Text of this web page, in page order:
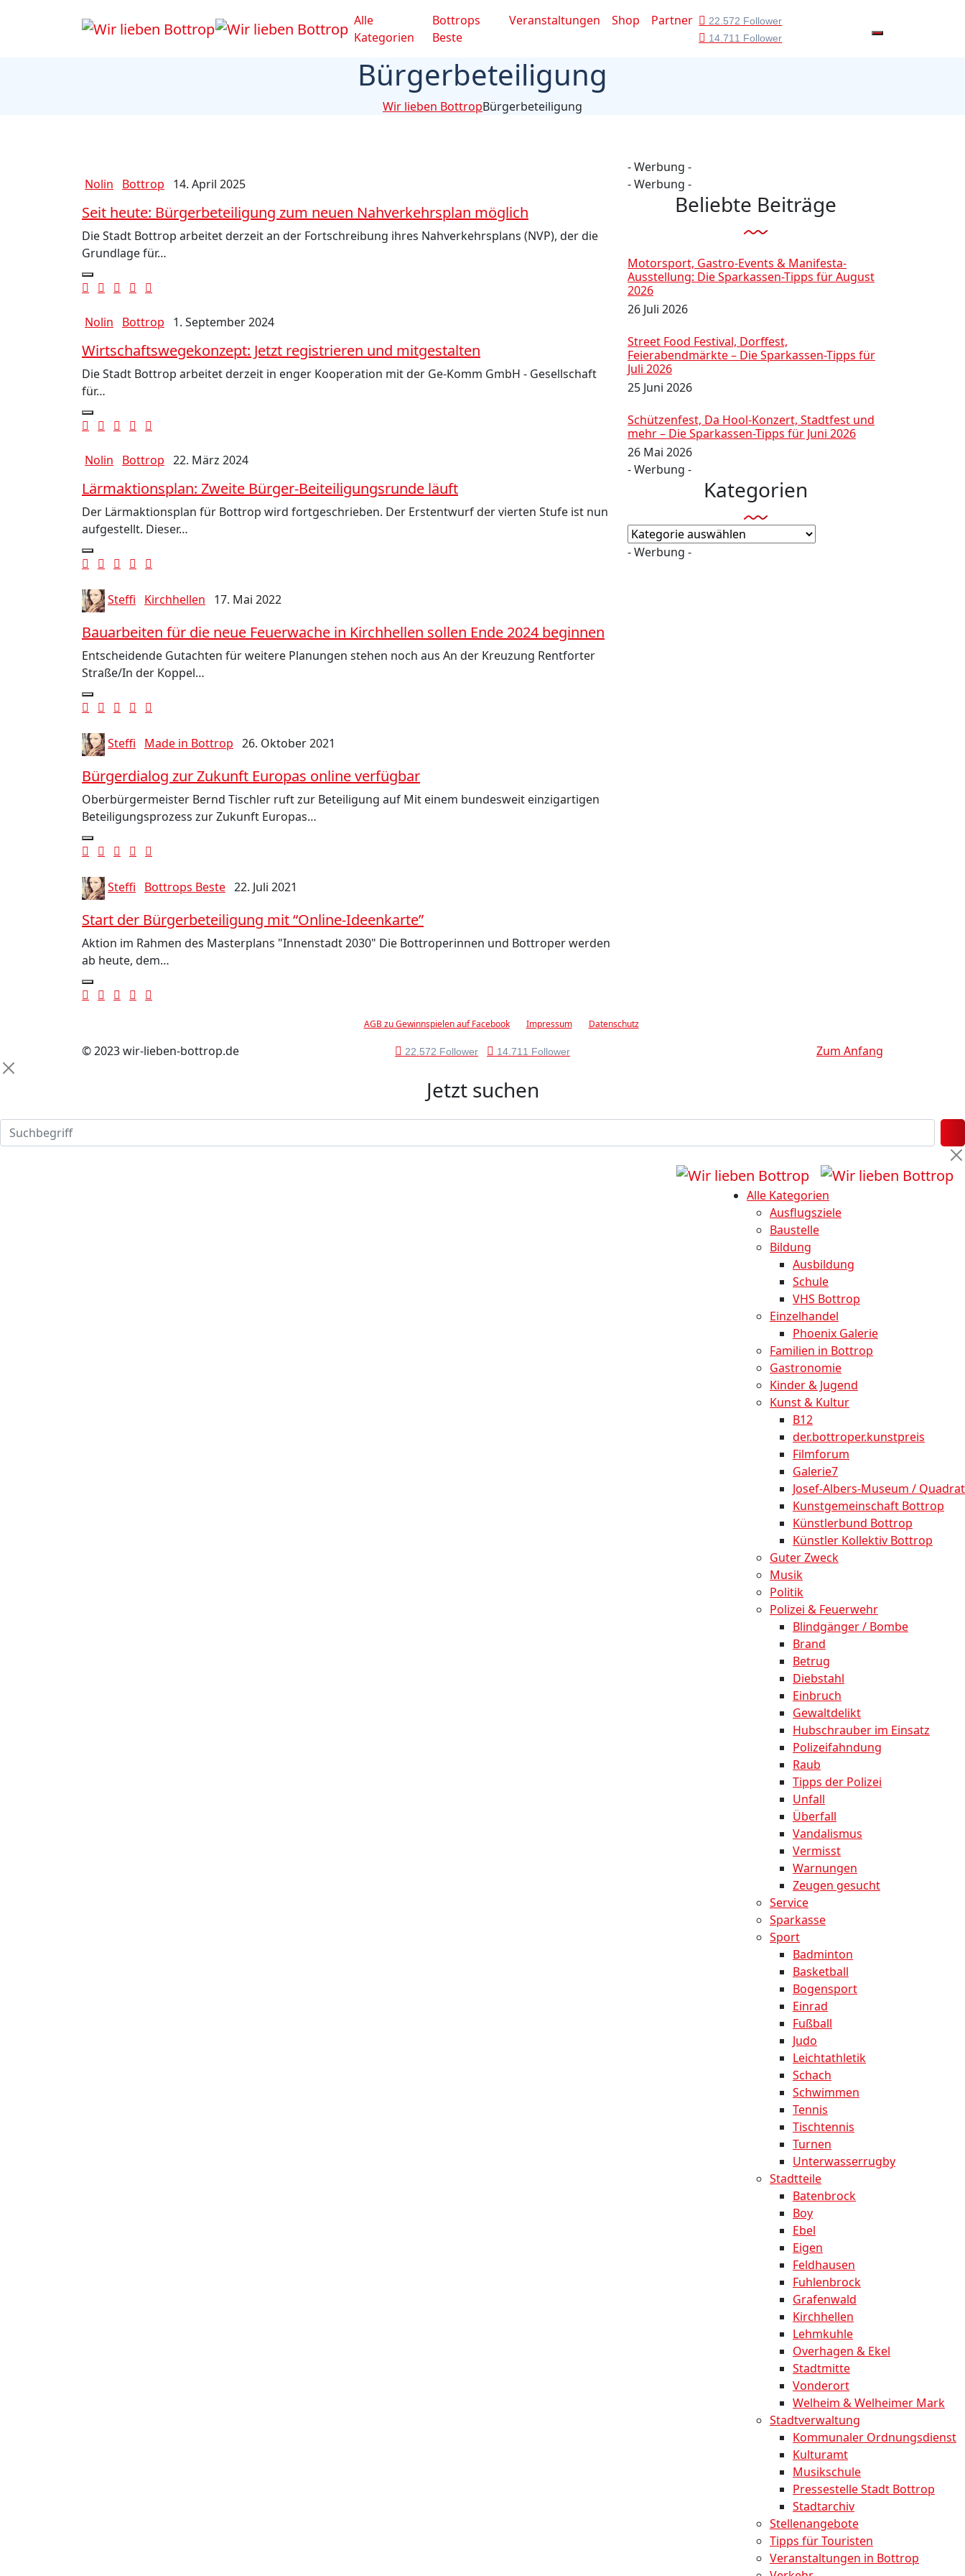
Alle
Kategorien
Bottrops
Beste
Veranstaltungen Shop Partner
22.572 Follower
14.711 Follower
Bürgerbeteiligung
Wir lieben BottropBürgerbeteiligung
Nolin Bottrop 14. April 2025
Seit heute: Bürgerbeteiligung zum neuen Nahverkehrsplan möglich
Die Stadt Bottrop arbeitet derzeit an der Fortschreibung ihres Nahverkehrsplans (NVP), der die
Grundlage für…
Nolin Bottrop 1. September 2024
Wirtschaftswegekonzept: Jetzt registrieren und mitgestalten
Die Stadt Bottrop arbeitet derzeit in enger Kooperation mit der Ge-Komm GmbH - Gesellschaft
für…
Nolin Bottrop 22. März 2024
Lärmaktionsplan: Zweite Bürger-Beiteiligungsrunde läuft
Der Lärmaktionsplan für Bottrop wird fortgeschrieben. Der Erstentwurf der vierten Stufe ist nun
aufgestellt. Dieser…
Steffi Kirchhellen 17. Mai 2022
Bauarbeiten für die neue Feuerwache in Kirchhellen sollen Ende 2024 beginnen
Entscheidende Gutachten für weitere Planungen stehen noch aus An der Kreuzung Rentforter
Straße/In der Koppel…
Steffi Made in Bottrop 26. Oktober 2021
Bürgerdialog zur Zukunft Europas online verfügbar
Oberbürgermeister Bernd Tischler ruft zur Beteiligung auf Mit einem bundesweit einzigartigen
Beteiligungsprozess zur Zukunft Europas…
Steffi Bottrops Beste 22. Juli 2021
Start der Bürgerbeteiligung mit “Online-Ideenkarte”
Aktion im Rahmen des Masterplans "Innenstadt 2030" Die Bottroperinnen und Bottroper werden
ab heute, dem…
- Werbung -
- Werbung -
Beliebte Beiträge
Motorsport, Gastro-Events & Manifesta-
Ausstellung: Die Sparkassen-Tipps für August
2026
26 Juli 2026
Street Food Festival, Dorffest,
Feierabendmärkte – Die Sparkassen-Tipps für
Juli 2026
25 Juni 2026
Schützenfest, Da Hool-Konzert, Stadtfest und
mehr – Die Sparkassen-Tipps für Juni 2026
26 Mai 2026
- Werbung -
Kategorien
Kategorien
- Werbung -
AGB zu Gewinnspielen auf Facebook Impressum Datenschutz
© 2023 wir-lieben-bottrop.de 22.572 Follower 14.711 Follower Zum Anfang
Jetzt suchen
Alle Kategorien
Ausflugsziele
Baustelle
Bildung
Ausbildung
Schule
VHS Bottrop
Einzelhandel
Phoenix Galerie
Familien in Bottrop
Gastronomie
Kinder & Jugend
Kunst & Kultur
B12
der.bottroper.kunstpreis
Filmforum
Galerie7
Josef-Albers-Museum / Quadrat
Kunstgemeinschaft Bottrop
Künstlerbund Bottrop
Künstler Kollektiv Bottrop
Guter Zweck
Musik
Politik
Polizei & Feuerwehr
Blindgänger / Bombe
Brand
Betrug
Diebstahl
Einbruch
Gewaltdelikt
Hubschrauber im Einsatz
Polizeifahndung
Raub
Tipps der Polizei
Unfall
Überfall
Vandalismus
Vermisst
Warnungen
Zeugen gesucht
Service
Sparkasse
Sport
Badminton
Basketball
Bogensport
Einrad
Fußball
Judo
Leichtathletik
Schach
Schwimmen
Tennis
Tischtennis
Turnen
Unterwasserrugby
Stadtteile
Batenbrock
Boy
Ebel
Eigen
Feldhausen
Fuhlenbrock
Grafenwald
Kirchhellen
Lehmkuhle
Overhagen & Ekel
Stadtmitte
Vonderort
Welheim & Welheimer Mark
Stadtverwaltung
Kommunaler Ordnungsdienst
Kulturamt
Musikschule
Pressestelle Stadt Bottrop
Stadtarchiv
Stellenangebote
Tipps für Touristen
Veranstaltungen in Bottrop